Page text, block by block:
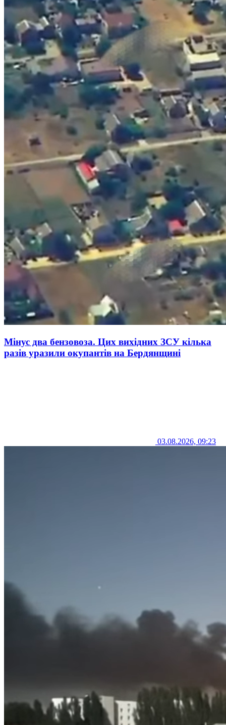
Мінус два бензовоза. Цих вихідних ЗСУ кілька
разів уразили окупантів на Бердянщині
03.08.2026, 09:23